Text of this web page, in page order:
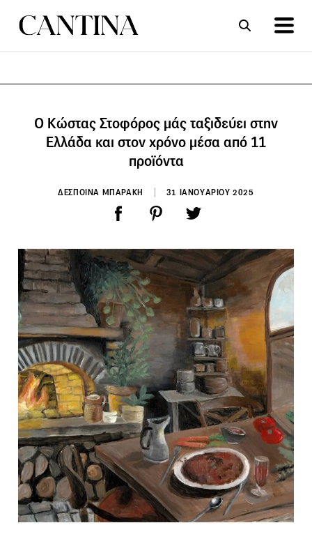
Ο Κώστας Στοφόρος μάς ταξιδεύει στην
Ελλάδα και στον χρόνο μέσα από 11
προϊόντα
ΔΕΣΠΟΙΝΑ ΜΠΑΡΑΚΗ 31 ΙΑΝΟΥΑΡΙΟΥ 2025